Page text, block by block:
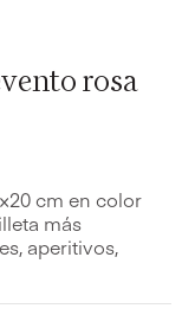
rosa
cm en color
más
aperitivos,